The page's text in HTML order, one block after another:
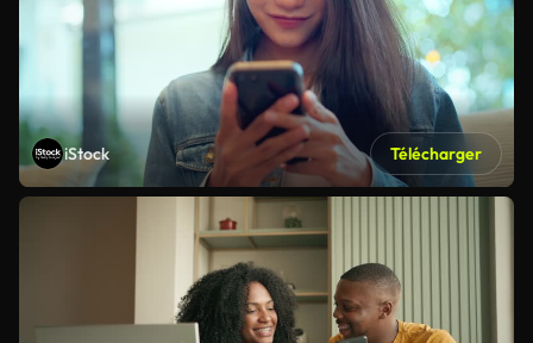
iStock Télécharger